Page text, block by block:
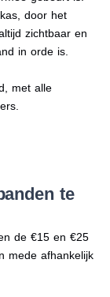
door het
zichtbaar en
in orde is.
met alle
te
de €15 en €25
mede afhankelijk